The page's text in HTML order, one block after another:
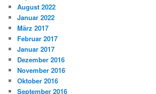
August 2022
Januar 2022
März 2017
Februar 2017
Januar 2017
Dezember 2016
November 2016
Oktober 2016
September 2016